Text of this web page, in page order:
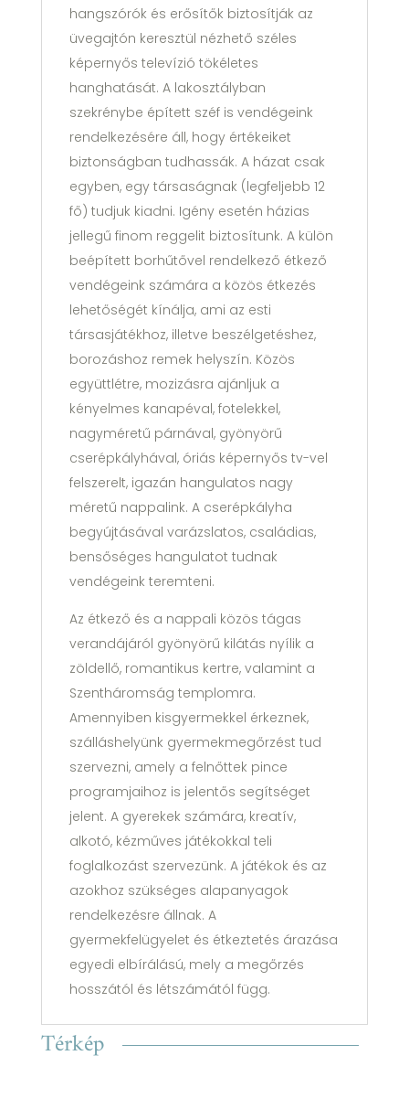
hangszórók és erősítők biztosítják az
üvegajtón keresztül nézhető széles
képernyős televízió tökéletes
hanghatását. A lakosztályban
szekrénybe épített széf is vendégeink
rendelkezésére áll, hogy értékeiket
biztonságban tudhassák. A házat csak
egyben, egy társaságnak (legfeljebb 12
fő) tudjuk kiadni. Igény esetén házias
jellegű finom reggelit biztosítunk. A külön
beépített borhűtővel rendelkező étkező
vendégeink számára a közös étkezés
lehetőségét kínálja, ami az esti
társasjátékhoz, illetve beszélgetéshez,
borozáshoz remek helyszín. Közös
együttlétre, mozizásra ajánljuk a
kényelmes kanapéval, fotelekkel,
nagyméretű párnával, gyönyörű
cserépkályhával, óriás képernyős tv-vel
felszerelt, igazán hangulatos nagy
méretű nappalink. A cserépkályha
begyújtásával varázslatos, családias,
bensőséges hangulatot tudnak
vendégeink teremteni.
Az étkező és a nappali közös tágas
verandájáról gyönyörű kilátás nyílik a
zöldellő, romantikus kertre, valamint a
Szentháromság templomra.
Amennyiben kisgyermekkel érkeznek,
szálláshelyünk gyermekmegőrzést tud
szervezni, amely a felnőttek pince
programjaihoz is jelentős segítséget
jelent. A gyerekek számára, kreatív,
alkotó, kézműves játékokkal teli
foglalkozást szervezünk. A játékok és az
azokhoz szükséges alapanyagok
rendelkezésre állnak. A
gyermekfelügyelet és étkeztetés árazása
egyedi elbírálású, mely a megőrzés
hosszától és létszámától függ.
Térkép